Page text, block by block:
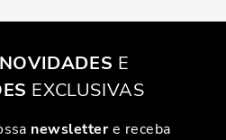
NOVIDADES E
EXCLUSIVAS
newslettere receba